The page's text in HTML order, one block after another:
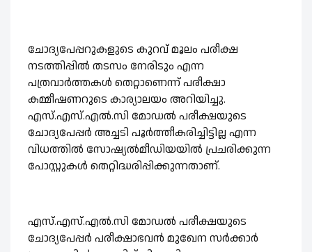
ചോദ്യപേപ്പറുകളുടെ കുറവ് മൂലം പരീക്ഷ
നടത്തിപ്പിൽ തടസം നേരിടും എന്ന
പത്രവാർത്തകൾ തെറ്റാണെന്ന് പരീക്ഷാ
കമ്മീഷണറുടെ കാര്യാലയം അറിയിച്ചു.
എസ്.എസ്.എൽ.സി മോഡൽ പരീക്ഷയുടെ
ചോദ്യപേപ്പർ അച്ചടി പൂർത്തീകരിച്ചിട്ടില്ല എന്ന
വിധത്തിൽ സോഷ്യൽമീഡിയയിൽ പ്രചരിക്കുന്ന
പോസ്റ്റുകൾ തെറ്റിദ്ധരിപ്പിക്കുന്നതാണ്.
എസ്.എസ്.എൽ.സി മോഡൽ പരീക്ഷയുടെ
ചോദ്യപേപ്പർ പരീക്ഷാഭവൻ മുഖേന സർക്കാർ